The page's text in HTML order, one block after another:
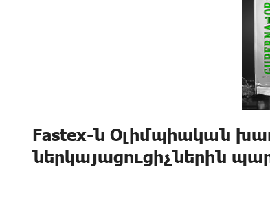
Fastex-ն Օլիմպիական
ներկայացուցիչներին